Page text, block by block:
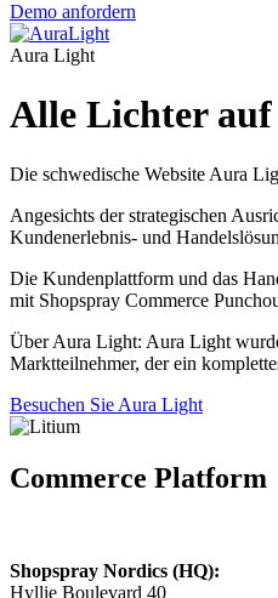
Demo anfordern
Aura Light
Alle Lichter auf
Die schwedische Website Aura
Angesichts der strategischen
Kundenerlebnis- und
Die Kundenplattform und das
mit Shopspray Commerce
Über Aura Light: Aura Light
Marktteilnehmer, der ein
Besuchen Sie Aura Light
Commerce Platform
Shopspray Nordics (HQ):
Hyllie Boulevard 40